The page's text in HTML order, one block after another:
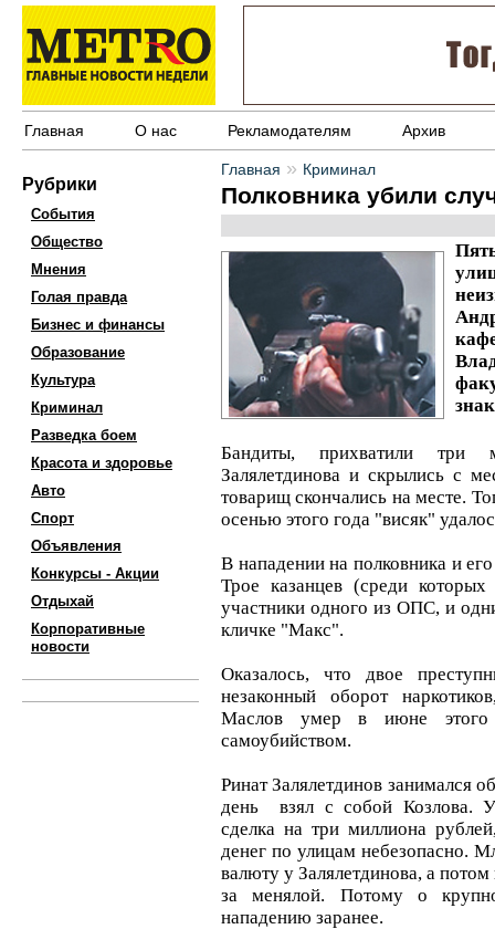
Главная О нас Рекламодателям Архив
Рубрики
События
Общество
Мнения
Голая правда
Бизнес и финансы
Образование
Культура
Криминал
Разведка боем
Красота и здоровье
Авто
Спорт
Объявления
Конкурсы - Акции
Отдыхай
Корпоративные
новости
Главная » Криминал
Полковника убили
Бандиты, прихватили три
Залялетдинова и скрылись с
товарищ скончались на месте.
осенью этого года "висяк"
В нападении на полковника и
Трое казанцев (среди
участники одного из ОПС, и
кличке "Макс".
Оказалось, что двое
незаконный оборот
Маслов умер в июне
самоубийством.
Ринат Залялетдинов занимался
день взял с собой Козлова. У
сделка на три миллиона
денег по улицам небезопасно.
валюту у Залялетдинова, а
за менялой. Потому о
нападению заранее.